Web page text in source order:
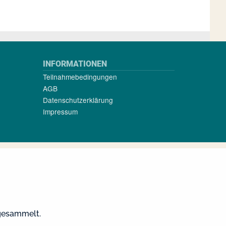
INFORMATIONEN
Teilnahmebedingungen
AGB
Datenschutzerklärung
Impressum